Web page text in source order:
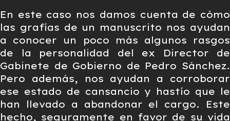
En este caso nos damos cuenta de cómo
las grafías de un manuscrito nos ayudan
a conocer un poco más algunos rasgos
de la personalidad del ex Director de
Gabinete de Gobierno de Pedro Sánchez.
Pero además, nos ayudan a corroborar
ese estado de cansancio y hastío que le
han llevado a abandonar el cargo. Este
hecho, seguramente en favor de su vida